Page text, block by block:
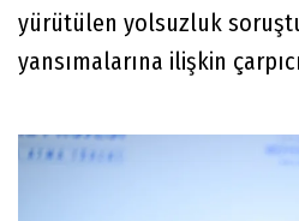
yürütülen yolsuzluk
yansımalarına ilişkin